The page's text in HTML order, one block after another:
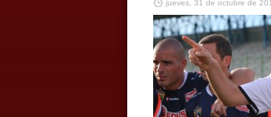
jueves, 31 de octubre de